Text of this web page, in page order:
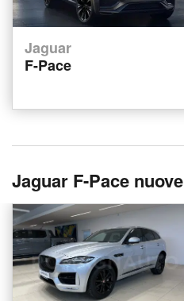
Jaguar
F-Pace
Jaguar F-Pace nuove